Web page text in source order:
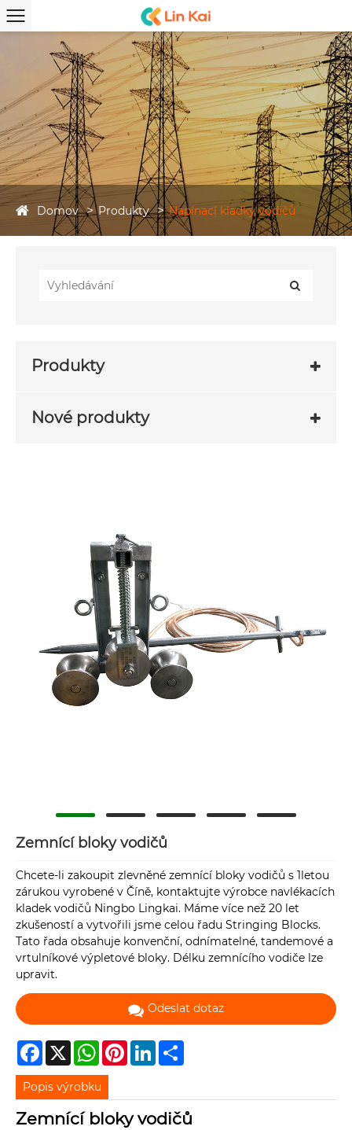
Domov Produkty Napínací kladky vodičů
Produkty
Nové produkty
Zemnící bloky vodičů
Chcete-li zakoupit zlevněné zemnící bloky vodičů s 1letou
zárukou vyrobené v Číně, kontaktujte výrobce navlékacích
kladek vodičů Ningbo Lingkai. Máme více než 20 let
zkušeností a vytvořili jsme celou řadu Stringing Blocks.
Tato řada obsahuje konvenční, odnímatelné, tandemové a
vrtulníkové výpletové bloky. Délku zemnícího vodiče lze
upravit.
Odeslat dotaz
Facebook
X WhatsAppPinterestLinkedIn
Popis výrobku
Zemnící bloky vodičů